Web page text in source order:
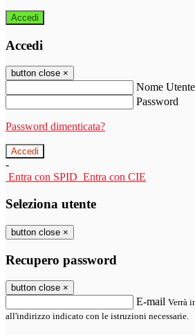
Accedi
Accedi
button close ×
Nome Utente
Password
Password dimenticata?
-
Entra con SPID Entra con CIE
Seleziona utente
button close ×
Recupero password
button close ×
E-mail Verrà
all'indirizzo indicato con le istruzioni necessarie.